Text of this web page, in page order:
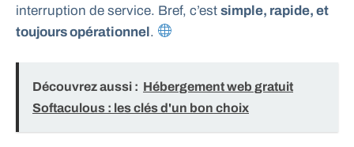
interruption de service. Bref, c’est simple, rapide, et
toujours opérationnel.
Découvrez aussi : Hébergement web gratuit
Softaculous : les clés d'un bon choix